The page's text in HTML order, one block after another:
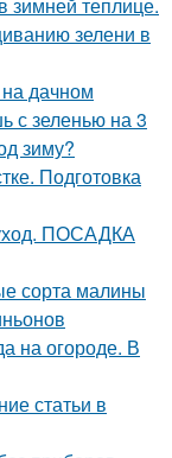
зелени в
дачном
с зеленью на 3
зиму?
Подготовка
ПОСАДКА
сорта малины
на огороде. В
статьи в